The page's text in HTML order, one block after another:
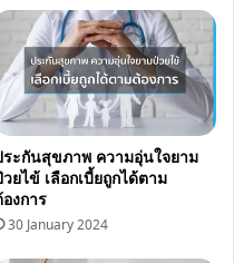
ระกันสุขภาพ ความอุ่นใจยาม
ยไข้ เลือกเบี้ยถูกได้ตาม
องการ
30 January 2024